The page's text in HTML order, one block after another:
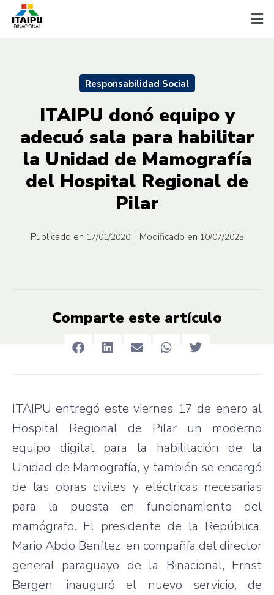
Responsabilidad Social
ITAIPU donó equipo y
adecuó sala para habilitar
la Unidad de Mamografía
del Hospital Regional de
Pilar
Publicado en 17/01/2020 | Modificado en 10/07/2025
Comparte este artículo
ITAIPU entregó este viernes 17 de enero al
Hospital Regional de Pilar un moderno
equipo digital para la habilitación de la
Unidad de Mamografía, y también se encargó
de las obras civiles y eléctricas necesarias
para la puesta en funcionamiento del
mamógrafo. El presidente de la República,
Mario Abdo Benítez, en compañía del director
general paraguayo de la Binacional, Ernst
Bergen, inauguró el nuevo servicio, de